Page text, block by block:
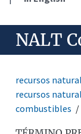
NALT
recursos
recursos
combustibles